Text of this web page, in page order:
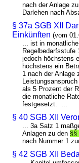
nach der Anlage zu
Darlehen nach
§ 37a SGB XII
Einkünften (vom
... ist in
Regelbedarfsstufe
jedoch höchstens
höchstens ein
1 nach der Anlage
als 5 Prozent der
die monatliche
festgesetzt. ...
§ 40 SGB XII
... 3a Satz 1
Anlagen zu den §§
nach Nummer 1
§ 42 SGB XII